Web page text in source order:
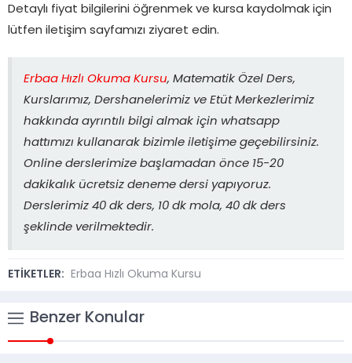
Detaylı fiyat bilgilerini öğrenmek ve kursa kaydolmak için
lütfen iletişim sayfamızı ziyaret edin.
Erbaa Hızlı Okuma Kursu, Matematik Özel Ders,
Kurslarımız, Dershanelerimiz ve Etüt Merkezlerimiz
hakkında ayrıntılı bilgi almak için whatsapp
hattımızı kullanarak bizimle iletişime geçebilirsiniz.
Online derslerimize başlamadan önce 15-20
dakikalık ücretsiz deneme dersi yapıyoruz.
Derslerimiz 40 dk ders, 10 dk mola, 40 dk ders
şeklinde verilmektedir.
ETİKETLER: Erbaa Hızlı Okuma Kursu
Benzer Konular